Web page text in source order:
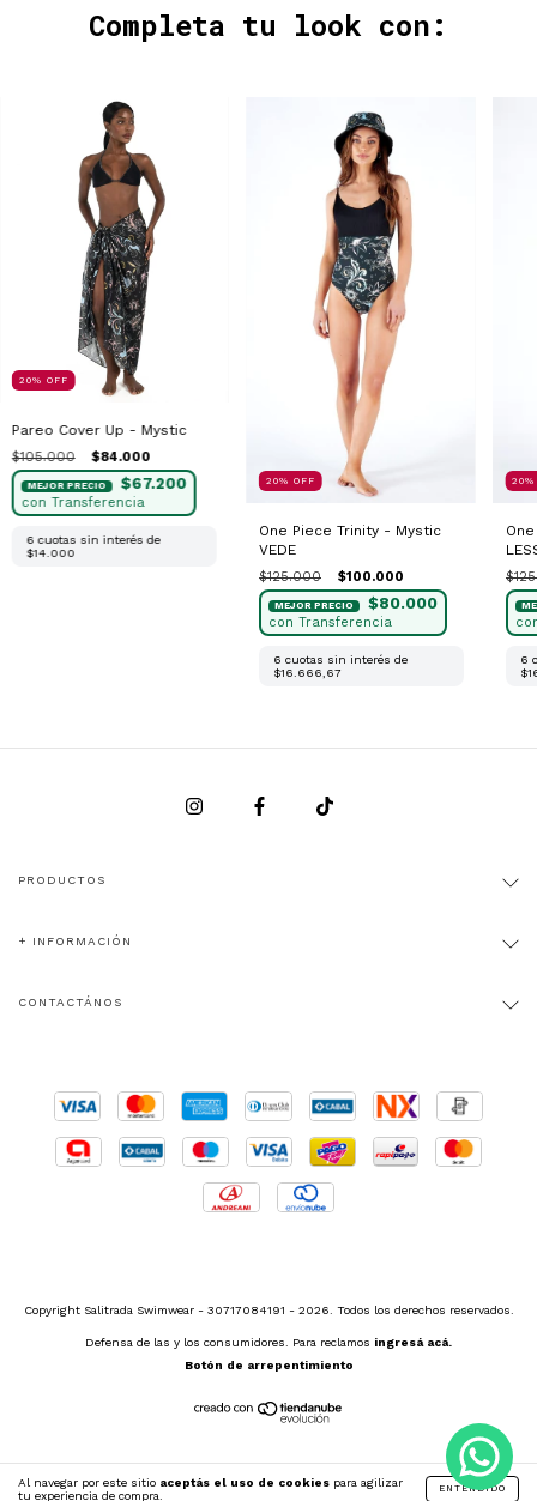
Al navegar por este sitio aceptás el uso de cookies para agilizar
tu experiencia de compra.
ENTENDIDO
Completa tu look con:
20% OFF
Pareo Cover Up - Mystic
$105.000 $84.000
$67.200
6 cuotas sin interés de
$14.000
20% OFF
One Piece Trinity - Mystic
VEDE
$125.000 $100.000
$80.000
6 cuotas sin interés de
$16.666,67
20
6
PRODUCTOS
+ INFORMACIÓN
CONTACTÁNOS
Copyright Salitrada Swimwear - 30717084191 - 2026. Todos los derechos reservados.
Defensa de las y los consumidores. Para reclamos ingresá acá.
Botón de arrepentimiento